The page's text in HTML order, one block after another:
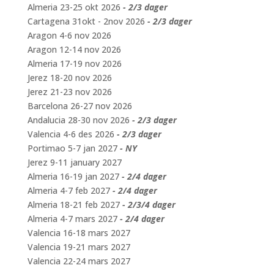
Almeria 23-25 okt 2026 - 2/3 dager
Cartagena 31okt - 2nov 2026 - 2/3 dager
Aragon 4-6 nov 2026
Aragon 12-14 nov 2026
Almeria 17-19 nov 2026
Jerez 18-20 nov 2026
Jerez 21-23 nov 2026
Barcelona 26-27 nov 2026
Andalucia 28-30 nov 2026 - 2/3 dager
Valencia 4-6 des 2026 - 2/3 dager
Portimao 5-7 jan 2027 - NY
Jerez 9-11 january 2027
Almeria 16-19 jan 2027 - 2/4 dager
Almeria 4-7 feb 2027 - 2/4 dager
Almeria 18-21 feb 2027 - 2/3/4 dager
Almeria 4-7 mars 2027 - 2/4 dager
Valencia 16-18 mars 2027
Valencia 19-21 mars 2027
Valencia 22-24 mars 2027